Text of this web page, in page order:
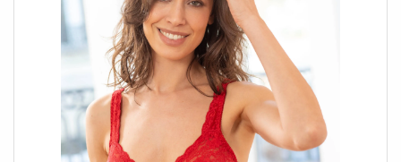
positions pour bonnets D et EBlancheporte s’engage• Ce
produit est labellisé OEKO-TEX® STANDARD 100 (n° CQ
1216/3 IFTH). Ce label contribue à une sécurité du produit
élevée, avec des critères de test stricts, au-delà des
exigences réglementaires en vigueur sur le plan national et
européen.Photos retouchées.